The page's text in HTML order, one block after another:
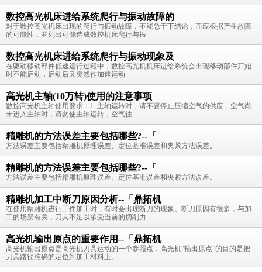
数控高光机床进给系统爬行与振动故障的
对于数控高光机床出现的爬行与振动故障，不能急于下结论，而应根据产生故障
的可能性，罗列出可能造成数控机床爬行与振
数控高光机床进给系统爬行与振动现象及
在驱动移动部件低速运行过程中，数控高光机机床进给系统会出现移动部件开始
时不能启动，启动后又突然作加速运动
高光机主轴(10万转)使用的注意事项
数控高光机主轴使用要求：1. 主轴运转时，请不要停止压缩空气的供应，空气尚
未进入主轴时，请勿使主轴运转，空气往
精雕机的方法误差主要包括哪些?--「
方法误差主要包括精雕机原理误差、定位基准误差和夹紧方法误差。
精雕机的方法误差主要包括哪些?--「
方法误差主要包括精雕机原理误差、定位基准误差和夹紧方法误差。
精雕机加工中断刀原因分析--「鼎拓机
在使用精雕机进行工件加工时，有时会出现断刀的现象。断刀原因有很多，与加
工的场景有关，刀具不足以承受当前的切削力
高光机输出原点的重要作用--「鼎拓机
高光机输出原点是高光机刀具运动的一个参照点，高光机“输出原点”的目的是把
刀具路径准确的定位到加工材料上。